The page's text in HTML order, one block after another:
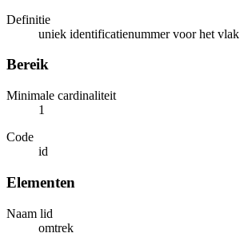
Definitie
uniek identificatienummer voor het vlak
Bereik
Minimale cardinaliteit
1
Code
id
Elementen
Naam lid
omtrek